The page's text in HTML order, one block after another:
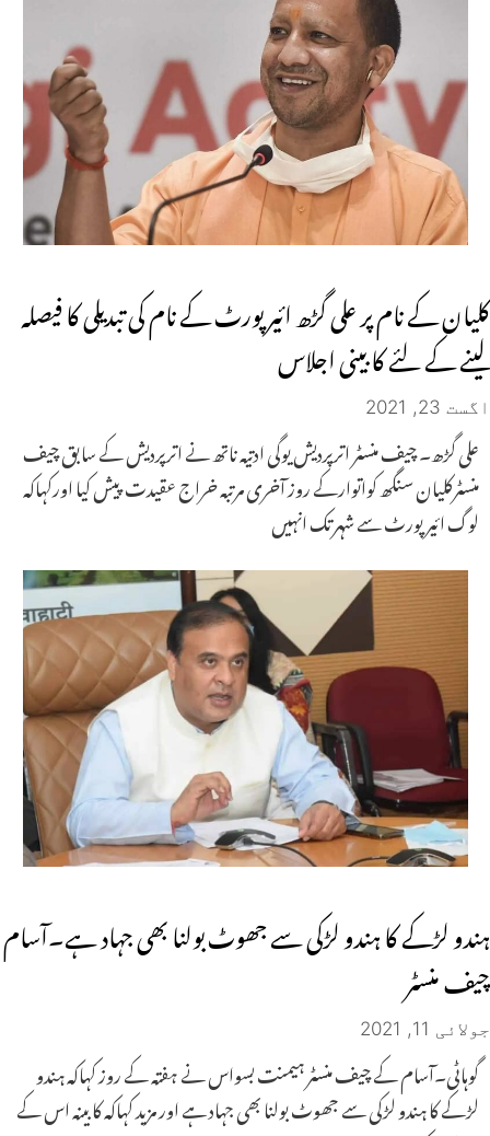
کلیان کے نام پر علی گڑھ ائیرپورٹ کے نام کی تبدیلی کا فیصلہ
لینے کے لئے کابینی اجلاس
اگست 23, 2021
علی گڑھ۔ چیف منسٹر اترپردیش یوگی ادتیہ ناتھ نے اترپردیش کے سابق چیف
منسٹرکلیان سنگھ کواتوارکے روز آخری مرتبہ خراج عقیدت پیش کیا اورکہاکہ
لوگ ائیرپورٹ سے شہر تک انہیں
ہندو لڑکے کا ہندو لڑکی سے جھوٹ بولنا بھی جہاد ہے۔آسام
چیف منسٹر
جولائی 11, 2021
گوہاٹی۔آسام کے چیف منسٹر ہیمنت بسواس نے ہفتہ کے روز کہاکہ ہندو
لڑکے کا ہندو لڑکی سے جھوٹ بولنا بھی جہاد ہے اور مزید کہاکہ کابینہ اس کے